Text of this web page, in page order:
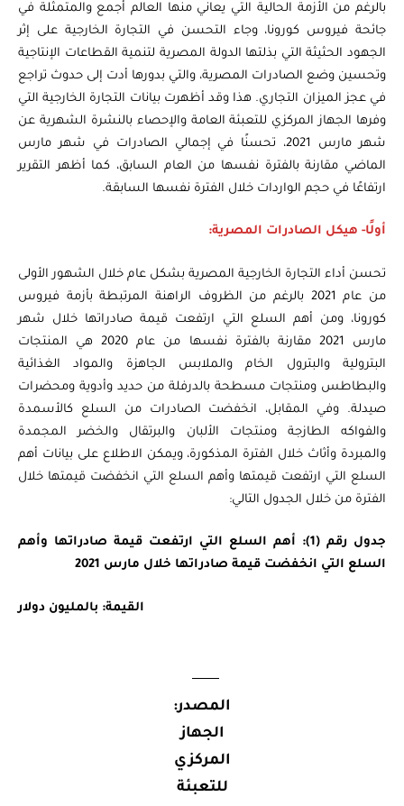
بالرغم من الأزمة الحالية التي يعاني منها العالم أجمع والمتمثلة في
جائحة فيروس كورونا، وجاء التحسن في التجارة الخارجية على إثر
الجهود الحثيثة التي بذلتها الدولة المصرية لتنمية القطاعات الإنتاجية
وتحسين وضع الصادرات المصرية، والتي بدورها أدت إلى حدوث تراجع
في عجز الميزان التجاري. هذا وقد أظهرت بيانات التجارة الخارجية التي
وفرها الجهاز المركزي للتعبئة العامة والإحصاء بالنشرة الشهرية عن
شهر مارس 2021، تحسنًا في إجمالي الصادرات في شهر مارس
الماضي مقارنة بالفترة نفسها من العام السابق، كما أظهر التقرير
ارتفاعًا في حجم الواردات خلال الفترة نفسها السابقة.
أولًا- هيكل الصادرات المصرية:
تحسن أداء التجارة الخارجية المصرية بشكل عام خلال الشهور الأولى
من عام 2021 بالرغم من الظروف الراهنة المرتبطة بأزمة فيروس
كورونا، ومن أهم السلع التي ارتفعت قيمة صادراتها خلال شهر
مارس 2021 مقارنة بالفترة نفسها من عام 2020 هي المنتجات
البترولية والبترول الخام والملابس الجاهزة والمواد الغذائية
والبطاطس ومنتجات مسطحة بالدرفلة من حديد وأدوية ومحضرات
صيدلة. وفي المقابل، انخفضت الصادرات من السلع كالأسمدة
والفواكه الطازجة ومنتجات الألبان والبرتقال والخضر المجمدة
والمبردة وأثاث خلال الفترة المذكورة، ويمكن الاطلاع على بيانات أهم
السلع التي ارتفعت قيمتها وأهم السلع التي انخفضت قيمتها خلال
الفترة من خلال الجدول التالي:
جدول رقم (1): أهم السلع التي ارتفعت قيمة صادراتها وأهم
السلع التي انخفضت قيمة صادراتها خلال مارس 2021
القيمة: بالمليون دولار
المصدر:
الجهاز
المركزي
للتعبئة